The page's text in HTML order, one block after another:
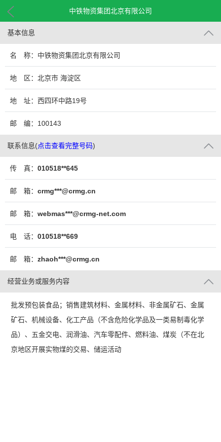
中铁物资集团北京有限公司
基本信息
名 称：中铁物资集团北京有限公司
地 区：北京市 海淀区
地 址：西四环中路19号
邮 编：100143
联系信息(点击查看完整号码)
传 真： 010518**645
邮 箱： crmg***@crmg.cn
邮 箱： webmas***@crmg-net.com
电 话： 010518**669
邮 箱： zhaoh***@crmg.cn
经营业务或服务内容
批发预包装食品；销售建筑材料、金属材料、非金属矿石、金属
矿石、机械设备、化工产品（不含危险化学品及一类易制毒化学
品）、五金交电、润滑油、汽车零配件、燃料油、煤炭（不在北
京地区开展实物煤的交易、储运活动